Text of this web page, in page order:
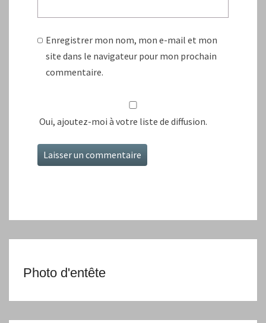
Enregistrer mon nom, mon e-mail et mon
site dans le navigateur pour mon prochain
commentaire.
Oui, ajoutez-moi à votre liste de diffusion.
Photo d'entête